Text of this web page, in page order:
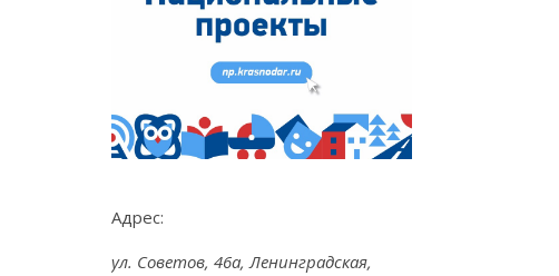
Адрес:
ул. Советов, 46а, Ленинградская,